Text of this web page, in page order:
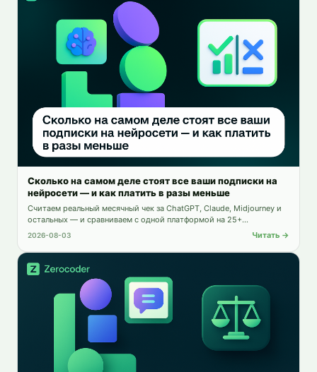
Сколько на самом деле стоят все ваши подписки на
нейросети — и как платить в разы меньше
Считаем реальный месячный чек за ChatGPT, Claude, Midjourney и
остальных — и сравниваем с одной платформой на 25+
инструментов.
2026-08-03 Читать →